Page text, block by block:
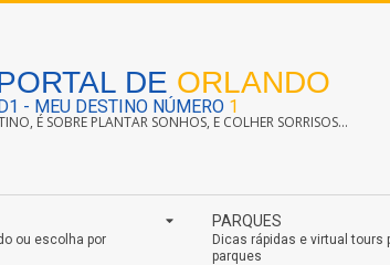
DE ORLANDO
- MEU DESTINO NÚMERO 1
É SOBRE PLANTAR SONHOS, E COLHER SORRISOS...
ou escolha por
PARQUES
Dicas rápidas e virtual tours
parques